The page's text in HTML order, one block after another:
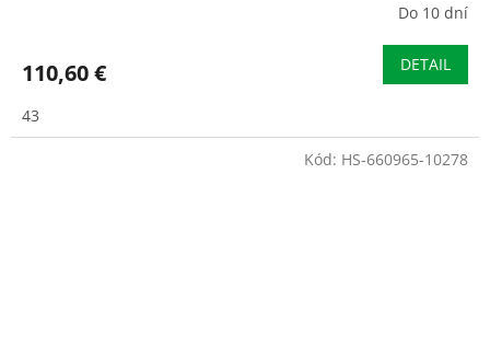
Do 10 dní
110,60 € DETAIL
43
Kód: HS-660965-10278